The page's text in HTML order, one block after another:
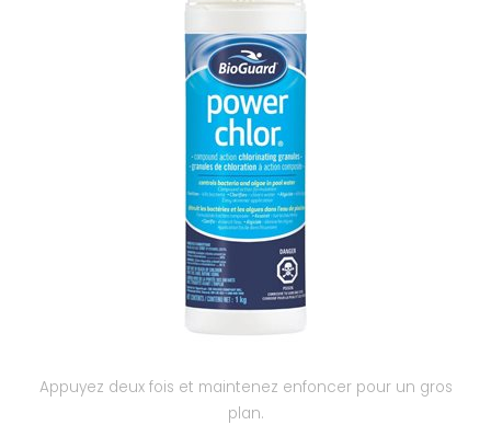
Appuyez deux fois et maintenez enfoncer pour un gros
plan.